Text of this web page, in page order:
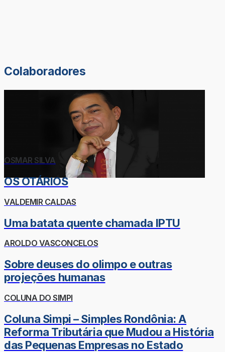
Colaboradores
OSMAR SILVA
OS OTÁRIOS
VALDEMIR CALDAS
Uma batata quente chamada IPTU
AROLDO VASCONCELOS
Sobre deuses do olimpo e outras
projeções humanas
COLUNA DO SIMPI
Coluna Simpi – Simples Rondônia: A
Reforma Tributária que Mudou a História
das Pequenas Empresas no Estado